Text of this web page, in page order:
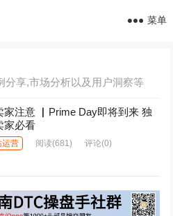
菜单
分享,市场分析以及用户洞察等
家注意 ▏Prime Day即将到来 独
家必看
运营 阅读(681) 评论(0)